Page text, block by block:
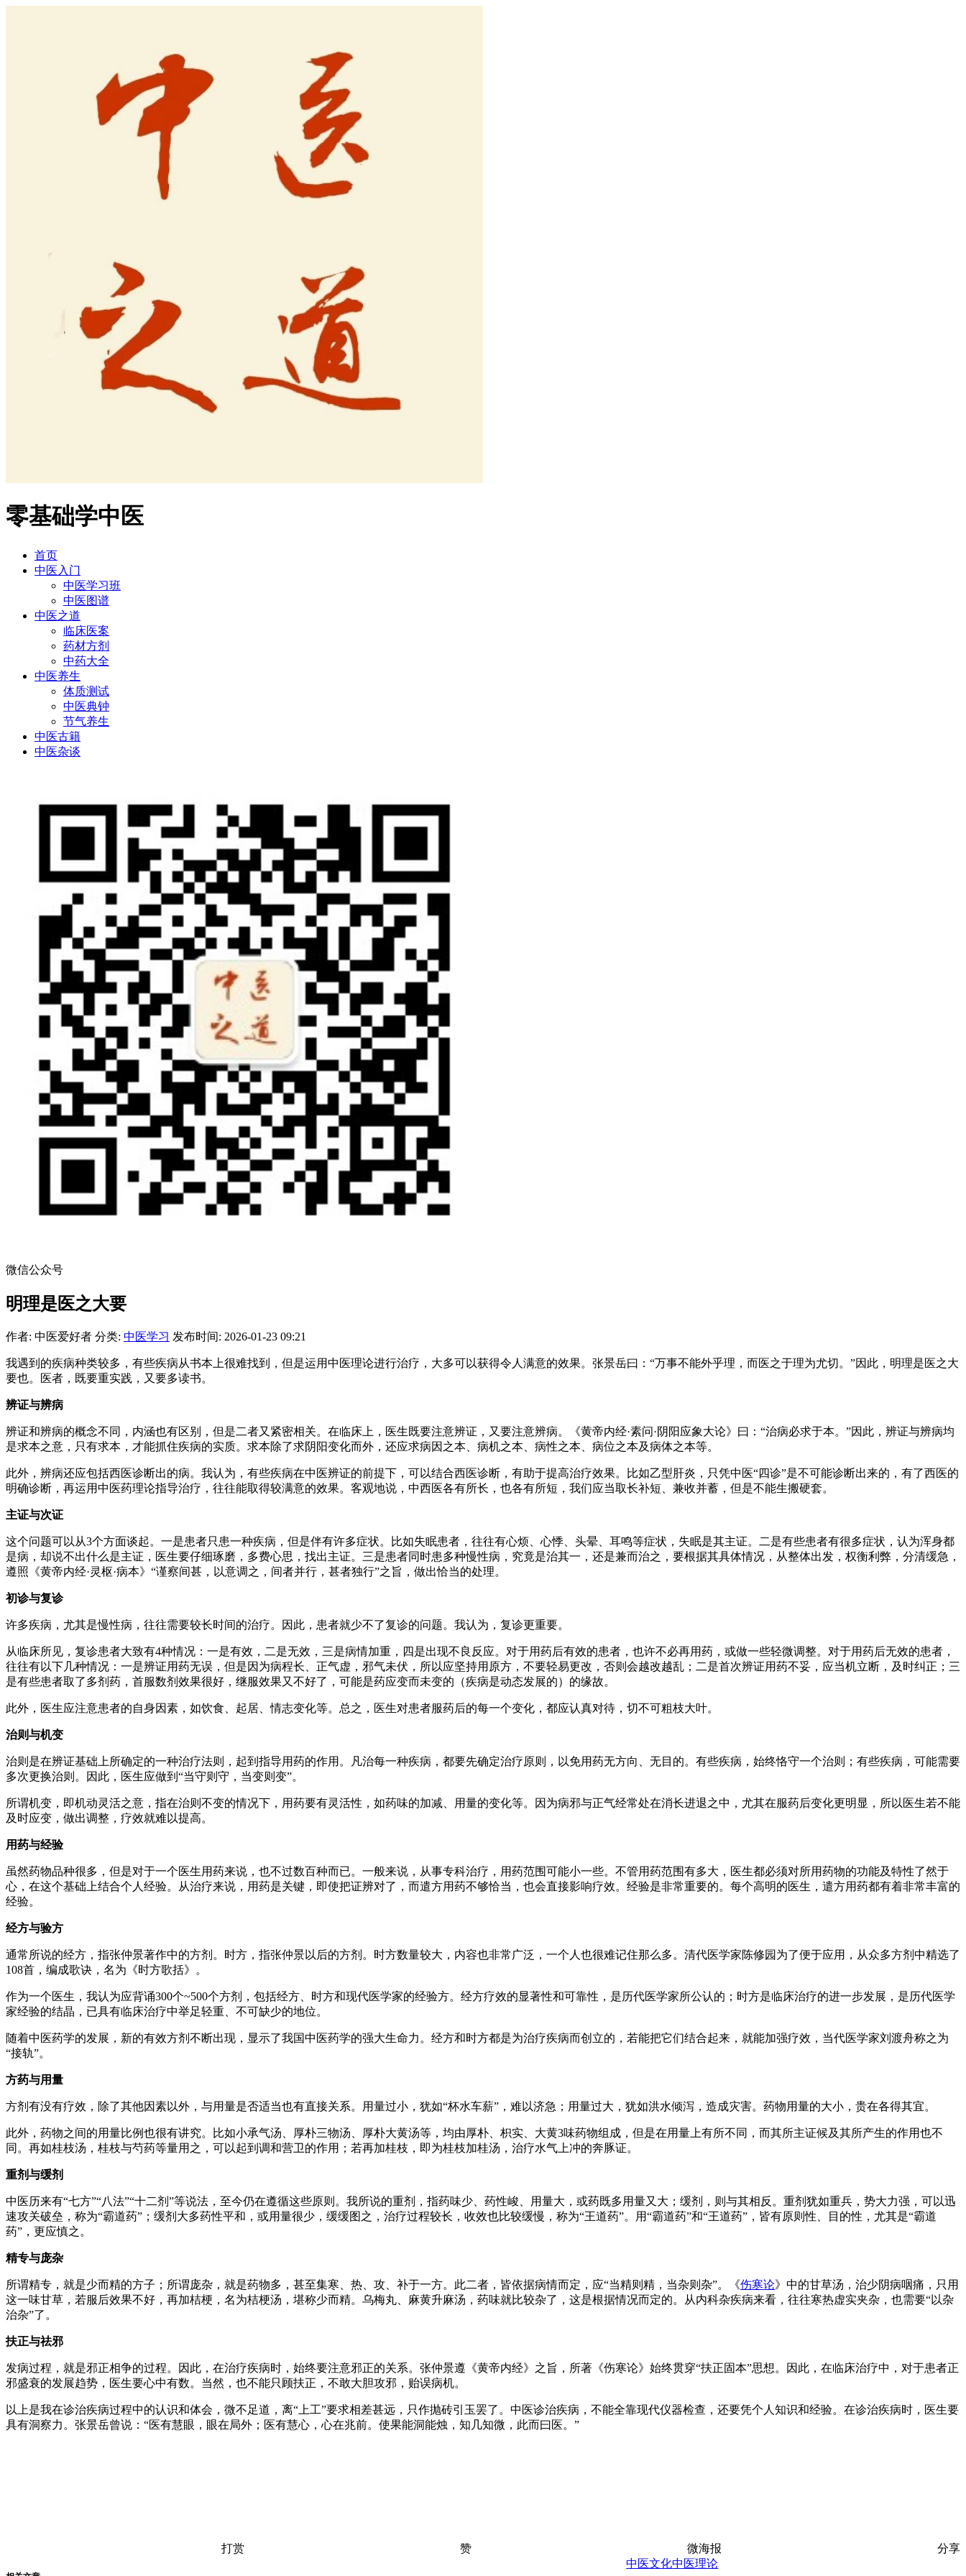
零基础学中医
首页
中医入门
中医学习班
中医图谱
中医之道
临床医案
药材方剂
中药大全
中医养生
体质测试
中医典钟
节气养生
中医古籍
中医杂谈
微信公众号
明理是医之大要
作者: 中医爱好者 分类: 中医学习 发布时间: 2026-01-23 09:21
我遇到的疾病种类较多，有些疾病从书本上很难找到，但是运用中医理论进行治疗，大多可以获得令人满意的效果。张景岳曰：“万事不能外乎理，而医之于理为尤切。”因此，明理是医之大
要也。医者，既要重实践，又要多读书。
辨证与辨病
辨证和辨病的概念不同，内涵也有区别，但是二者又紧密相关。在临床上，医生既要注意辨证，又要注意辨病。《黄帝内经·素问·阴阳应象大论》曰：“治病必求于本。”因此，辨证与辨病均
是求本之意，只有求本，才能抓住疾病的实质。求本除了求阴阳变化而外，还应求病因之本、病机之本、病性之本、病位之本及病体之本等。
此外，辨病还应包括西医诊断出的病。我认为，有些疾病在中医辨证的前提下，可以结合西医诊断，有助于提高治疗效果。比如乙型肝炎，只凭中医“四诊”是不可能诊断出来的，有了西医的
明确诊断，再运用中医药理论指导治疗，往往能取得较满意的效果。客观地说，中西医各有所长，也各有所短，我们应当取长补短、兼收并蓄，但是不能生搬硬套。
主证与次证
这个问题可以从3个方面谈起。一是患者只患一种疾病，但是伴有许多症状。比如失眠患者，往往有心烦、心悸、头晕、耳鸣等症状，失眠是其主证。二是有些患者有很多症状，认为浑身都
是病，却说不出什么是主证，医生要仔细琢磨，多费心思，找出主证。三是患者同时患多种慢性病，究竟是治其一，还是兼而治之，要根据其具体情况，从整体出发，权衡利弊，分清缓急，
遵照《黄帝内经·灵枢·病本》“谨察间甚，以意调之，间者并行，甚者独行”之旨，做出恰当的处理。
初诊与复诊
许多疾病，尤其是慢性病，往往需要较长时间的治疗。因此，患者就少不了复诊的问题。我认为，复诊更重要。
从临床所见，复诊患者大致有4种情况：一是有效，二是无效，三是病情加重，四是出现不良反应。对于用药后有效的患者，也许不必再用药，或做一些轻微调整。对于用药后无效的患者，
往往有以下几种情况：一是辨证用药无误，但是因为病程长、正气虚，邪气未伏，所以应坚持用原方，不要轻易更改，否则会越改越乱；二是首次辨证用药不妥，应当机立断，及时纠正；三
是有些患者取了多剂药，首服数剂效果很好，继服效果又不好了，可能是药应变而未变的（疾病是动态发展的）的缘故。
此外，医生应注意患者的自身因素，如饮食、起居、情志变化等。总之，医生对患者服药后的每一个变化，都应认真对待，切不可粗枝大叶。
治则与机变
治则是在辨证基础上所确定的一种治疗法则，起到指导用药的作用。凡治每一种疾病，都要先确定治疗原则，以免用药无方向、无目的。有些疾病，始终恪守一个治则；有些疾病，可能需要
多次更换治则。因此，医生应做到“当守则守，当变则变”。
所谓机变，即机动灵活之意，指在治则不变的情况下，用药要有灵活性，如药味的加减、用量的变化等。因为病邪与正气经常处在消长进退之中，尤其在服药后变化更明显，所以医生若不能
及时应变，做出调整，疗效就难以提高。
用药与经验
虽然药物品种很多，但是对于一个医生用药来说，也不过数百种而已。一般来说，从事专科治疗，用药范围可能小一些。不管用药范围有多大，医生都必须对所用药物的功能及特性了然于
心，在这个基础上结合个人经验。从治疗来说，用药是关键，即使把证辨对了，而遣方用药不够恰当，也会直接影响疗效。经验是非常重要的。每个高明的医生，遣方用药都有着非常丰富的
经验。
经方与验方
通常所说的经方，指张仲景著作中的方剂。时方，指张仲景以后的方剂。时方数量较大，内容也非常广泛，一个人也很难记住那么多。清代医学家陈修园为了便于应用，从众多方剂中精选了
108首，编成歌诀，名为《时方歌括》。
作为一个医生，我认为应背诵300个~500个方剂，包括经方、时方和现代医学家的经验方。经方疗效的显著性和可靠性，是历代医学家所公认的；时方是临床治疗的进一步发展，是历代医学
家经验的结晶，已具有临床治疗中举足轻重、不可缺少的地位。
随着中医药学的发展，新的有效方剂不断出现，显示了我国中医药学的强大生命力。经方和时方都是为治疗疾病而创立的，若能把它们结合起来，就能加强疗效，当代医学家刘渡舟称之为
“接轨”。
方药与用量
方剂有没有疗效，除了其他因素以外，与用量是否适当也有直接关系。用量过小，犹如“杯水车薪”，难以济急；用量过大，犹如洪水倾泻，造成灾害。药物用量的大小，贵在各得其宜。
此外，药物之间的用量比例也很有讲究。比如小承气汤、厚朴三物汤、厚朴大黄汤等，均由厚朴、枳实、大黄3味药物组成，但是在用量上有所不同，而其所主证候及其所产生的作用也不
同。再如桂枝汤，桂枝与芍药等量用之，可以起到调和营卫的作用；若再加桂枝，即为桂枝加桂汤，治疗水气上冲的奔豚证。
重剂与缓剂
中医历来有“七方”“八法”“十二剂”等说法，至今仍在遵循这些原则。我所说的重剂，指药味少、药性峻、用量大，或药既多用量又大；缓剂，则与其相反。重剂犹如重兵，势大力强，可以迅
速攻关破垒，称为“霸道药”；缓剂大多药性平和，或用量很少，缓缓图之，治疗过程较长，收效也比较缓慢，称为“王道药”。用“霸道药”和“王道药”，皆有原则性、目的性，尤其是“霸道
药”，更应慎之。
精专与庞杂
所谓精专，就是少而精的方子；所谓庞杂，就是药物多，甚至集寒、热、攻、补于一方。此二者，皆依据病情而定，应“当精则精，当杂则杂”。《伤寒论》中的甘草汤，治少阴病咽痛，只用
这一味甘草，若服后效果不好，再加桔梗，名为桔梗汤，堪称少而精。乌梅丸、麻黄升麻汤，药味就比较杂了，这是根据情况而定的。从内科杂疾病来看，往往寒热虚实夹杂，也需要“以杂
治杂”了。
扶正与祛邪
发病过程，就是邪正相争的过程。因此，在治疗疾病时，始终要注意邪正的关系。张仲景遵《黄帝内经》之旨，所著《伤寒论》始终贯穿“扶正固本”思想。因此，在临床治疗中，对于患者正
邪盛衰的发展趋势，医生要心中有数。当然，也不能只顾扶正，不敢大胆攻邪，贻误病机。
以上是我在诊治疾病过程中的认识和体会，微不足道，离“上工”要求相差甚远，只作抛砖引玉罢了。中医诊治疾病，不能全靠现代仪器检查，还要凭个人知识和经验。在诊治疾病时，医生要
具有洞察力。张景岳曾说：“医有慧眼，眼在局外；医有慧心，心在兆前。使果能洞能烛，知几知微，此而曰医。”
打赏 赞 微海报 分享
中医文化中医理论